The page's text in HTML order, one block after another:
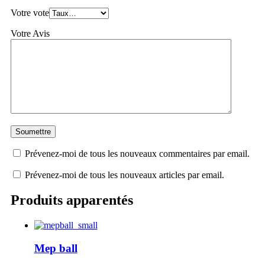
Votre vote
Votre Avis
Prévenez-moi de tous les nouveaux commentaires par email.
Prévenez-moi de tous les nouveaux articles par email.
Produits apparentés
Mep ball